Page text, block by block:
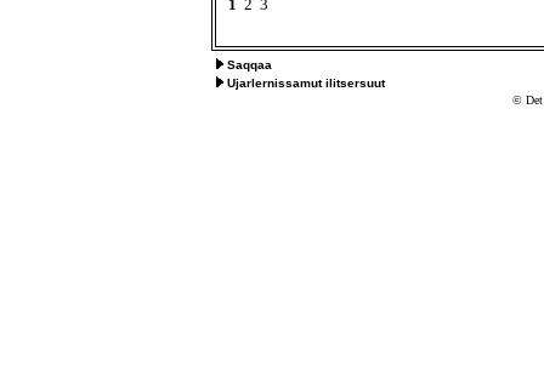
1 2 3
Saqqaa
Ujarlernissamut ilitsersuut
© Det